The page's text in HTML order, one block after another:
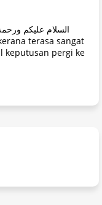
keputusan pergi ke